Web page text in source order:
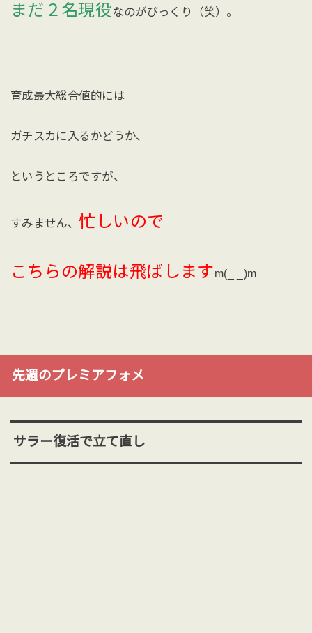
まだ２名現役なのがびっくり（笑）。
育成最大総合値的には
ガチスカに入るかどうか、
というところですが、
すみません、忙しいので
こちらの解説は飛ばしますm(_ _)m
先週のプレミアフォメ
サラー復活で立て直し